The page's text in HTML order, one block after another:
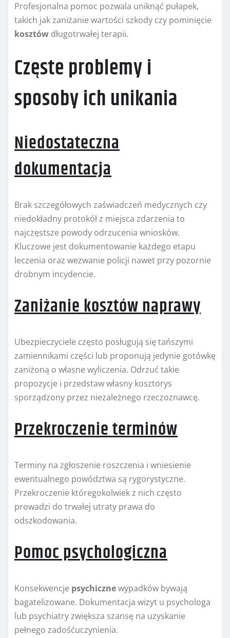
Profesjonalna pomoc pozwala uniknąć pułapek,
takich jak zaniżanie wartości szkody czy pominięcie
kosztów długotrwałej terapii.
Częste problemy i
sposoby ich unikania
Niedostateczna
dokumentacja
Brak szczegółowych zaświadczeń medycznych czy
niedokładny protokół z miejsca zdarzenia to
najczęstsze powody odrzucenia wniosków.
Kluczowe jest dokumentowanie każdego etapu
leczenia oraz wezwanie policji nawet przy pozornie
drobnym incydencie.
Zaniżanie kosztów naprawy
Ubezpieczyciele często posługują się tańszymi
zamiennikami części lub proponują jedynie gotówkę
zaniżoną o własne wyliczenia. Odrzuć takie
propozycje i przedstaw własny kosztorys
sporządzony przez niezależnego rzeczoznawcę.
Przekroczenie terminów
Terminy na zgłoszenie roszczenia i wniesienie
ewentualnego powództwa są rygorystyczne.
Przekroczenie któregokolwiek z nich często
prowadzi do trwałej utraty prawa do
odszkodowania.
Pomoc psychologiczna
Konsekwencje psychicznewypadków bywają
bagatelizowane. Dokumentacja wizyt u psychologa
lub psychiatry zwiększa szansę na uzyskanie
pełnego zadośćuczynienia.